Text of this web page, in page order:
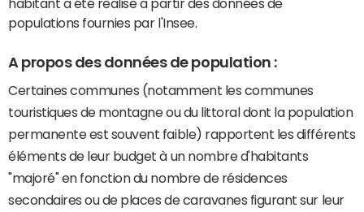
habitant a été réalisé à partir des données de
populations fournies par l'Insee.
A propos des données de population :
Certaines communes (notamment les communes
touristiques de montagne ou du littoral dont la population
permanente est souvent faible) rapportent les différents
éléments de leur budget à un nombre d'habitants
"majoré" en fonction du nombre de résidences
secondaires ou de places de caravanes figurant sur leur